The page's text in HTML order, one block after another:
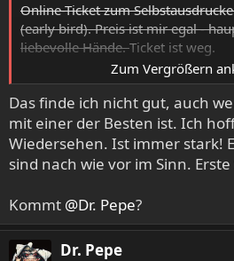
Online-Ticket zum
(early bird). Preis ist mir egal -
liebevolle Hände.Ticket ist weg.
EDIT: Und falls jemand noch auf
Unterkunft ist: Im Hotel Igel ist
Zum Vergrößern
Das finde ich nicht gut, auch
mit einer der Besten ist. Ich
Wiedersehen. Ist immer stark!
sind nach wie vor im Sinn.
Kommt @Dr. Pepe?
Dr. Pepe